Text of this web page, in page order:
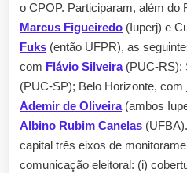
o CPOP. Participaram, além do
Marcus Figueiredo (Iuperj) e
Fuks (então UFPR), as
com Flávio Silveira(PUC-RS);
(PUC-SP); Belo Horizonte, com
Ademir de Oliveira(ambos
Albino Rubim Canelas
capital três eixos de
comunicação eleitoral: (i)